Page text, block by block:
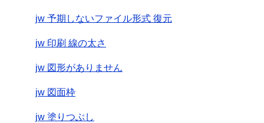
jw 予期しないファイル形式 復元
jw 印刷 線の太さ
jw 図形がありません
jw 図面枠
jw 塗りつぶし